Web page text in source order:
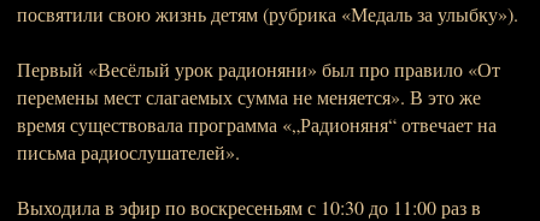
посвятили свою жизнь детям (рубрика «Медаль за улыбку»).
Первый «Весёлый урок радионяни» был про правило «От
перемены мест слагаемых сумма не меняется». В это же
время существовала программа «„Радионяня“ отвечает на
письма радиослушателей».
Выходила в эфир по воскресеньям с 10:30 до 11:00 раз в